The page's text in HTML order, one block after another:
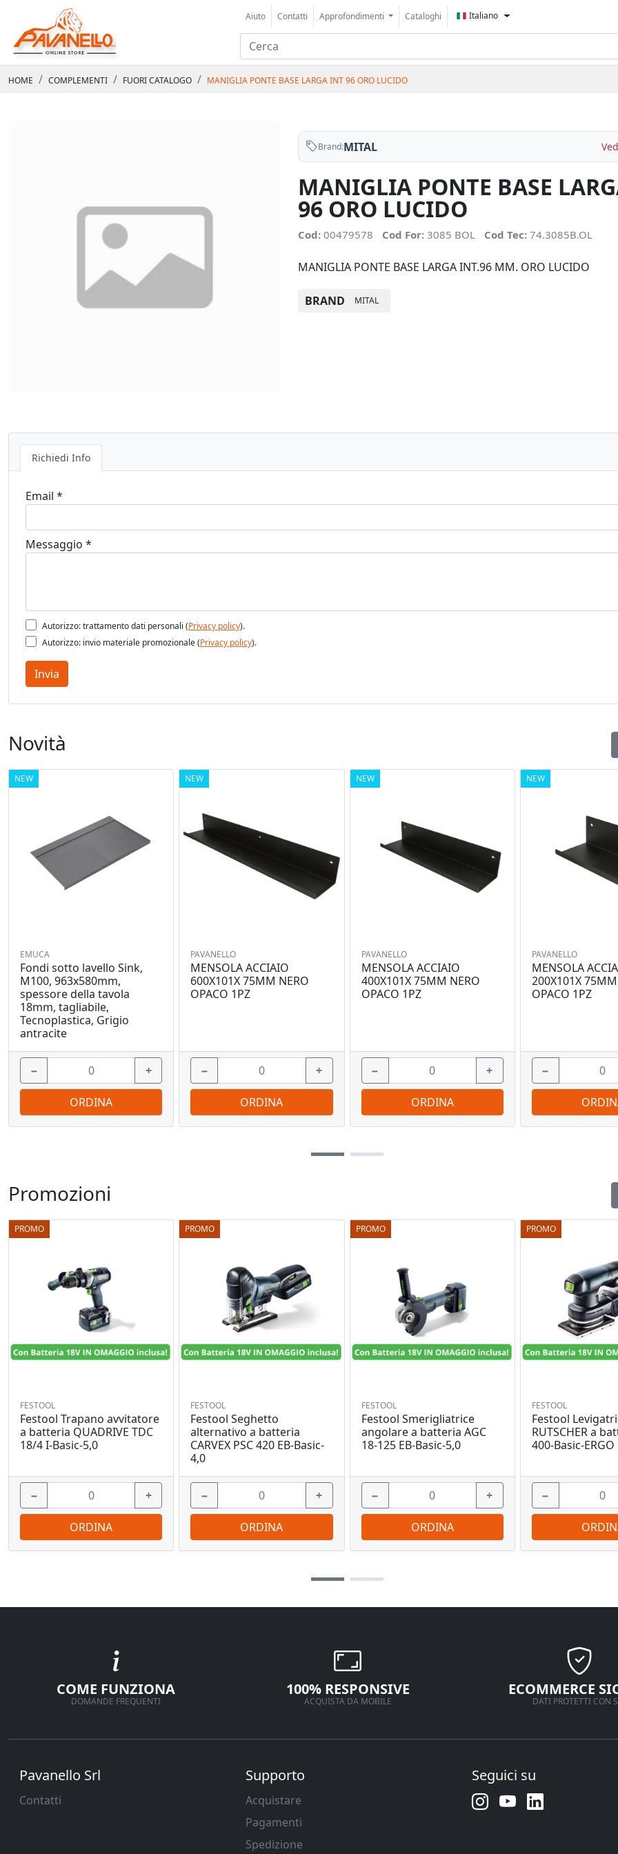
Aiuto Contatti Approfondimenti Cataloghi Italiano
HOME COMPLEMENTI FUORI CATALOGO MANIGLIA PONTE BASE LARGA INT 96 ORO LUCIDO
Brand:MITAL
MANIGLIA PONTE BASE
96 ORO LUCIDO
Cod: 00479578 Cod For: 3085 BOL Cod Tec: 74.3085B.OL
MANIGLIA PONTE BASE LARGA INT.96 MM. ORO LUCIDO
BRAND MITAL
Richiedi Info
Email *
Messaggio *
Autorizzo: trattamento dati personali (Privacy policy).
Autorizzo: invio materiale promozionale (Privacy policy).
Invia
Promozioni
PROMO
FESTOOL
Festool Trapano avvitatore
a batteria QUADRIVE TDC
18/4 I-Basic-5,0
− +
ORDINA
PROMO
FESTOOL
Festool Seghetto
alternativo a batteria
CARVEX PSC 420 EB-Basic-
4,0
− +
ORDINA
PROMO
FESTOOL
Festool Smerigliatrice
angolare a batteria AGC
18-125 EB-Basic-5,0
− +
ORDINA
PROMO
FESTOOL
Festool
RUTSCHER a
400-Basic-ERGO
−
Novità
NEW
EMUCA
Fondi sotto lavello Sink,
M100, 963x580mm,
spessore della tavola
18mm, tagliabile,
Tecnoplastica, Grigio
antracite
− +
ORDINA
NEW
PAVANELLO
MENSOLA ACCIAIO
600X101X 75MM NERO
OPACO 1PZ
− +
ORDINA
NEW
PAVANELLO
MENSOLA ACCIAIO
400X101X 75MM NERO
OPACO 1PZ
− +
ORDINA
NEW
PAVANELLO
MENSOLA
200X101X
OPACO 1PZ
−
COME FUNZIONA
DOMANDE FREQUENTI
100% RESPONSIVE
ACQUISTA DA MOBILE
ECOMMERCE
DATI PROTETTI CON
Pavanello Srl
Contatti
Supporto
Acquistare
Pagamenti
Spedizione
Seguici su